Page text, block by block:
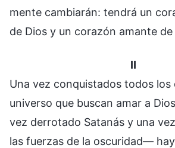
mente cambiarán: tendrá un
de Dios y un corazón amante de
II
Una vez conquistados todos los
universo que buscan amar a
vez derrotado Satanás y una
las fuerzas de la oscuridad—